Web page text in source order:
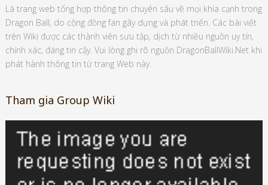
Là trang web tổng hợp thông tin chuyên sâu về mọi khía cạnh trong
Dragon Ball, do cộng đồng fan gây dựng và phát triển. Các bài viết
trên Wiki được các thành viên sưu tập, dịch từ nhiều nguồn uy tín,
chính xác, đáng tin cậy. Vui lòng ghi rõ nguồn DragonBallWiki.Net khi
phát hành thông tin từ trang Web này.
Tham gia Group Wiki